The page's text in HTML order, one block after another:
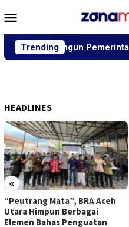
ke
Mobile
Trending
Dibangun Pemerintah Pusat
HEADLINES
«
“Peutrang Mata”, BRA Aceh
Utara Himpun Berbagai
Elemen Bahas Penguatan